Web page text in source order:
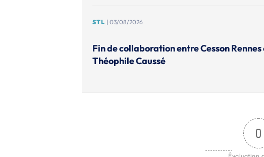
STL | 03/08/2026
Fin de collaboration entre Cesson Rennes
Théophile Caussé
0